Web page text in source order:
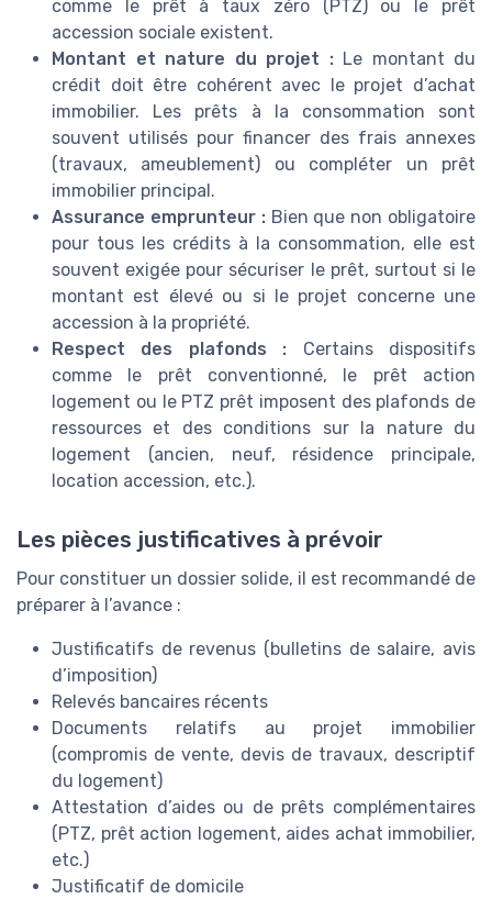
comme le prêt à taux zéro (PTZ) ou le prêt
accession sociale existent.
Montant et nature du projet :Le montant du
crédit doit être cohérent avec le projet d’achat
immobilier. Les prêts à la consommation sont
souvent utilisés pour financer des frais annexes
(travaux, ameublement) ou compléter un prêt
immobilier principal.
Assurance emprunteur :Bien que non obligatoire
pour tous les crédits à la consommation, elle est
souvent exigée pour sécuriser le prêt, surtout si le
montant est élevé ou si le projet concerne une
accession à la propriété.
Respect des plafonds : Certains dispositifs
comme le prêt conventionné, le prêt action
logement ou le PTZ prêt imposent des plafonds de
ressources et des conditions sur la nature du
logement (ancien, neuf, résidence principale,
location accession, etc.).
Les pièces justificatives à prévoir
Pour constituer un dossier solide, il est recommandé de
préparer à l’avance :
Justificatifs de revenus (bulletins de salaire, avis
d’imposition)
Relevés bancaires récents
Documents relatifs au projet immobilier
(compromis de vente, devis de travaux, descriptif
du logement)
Attestation d’aides ou de prêts complémentaires
(PTZ, prêt action logement, aides achat immobilier,
etc.)
Justificatif de domicile